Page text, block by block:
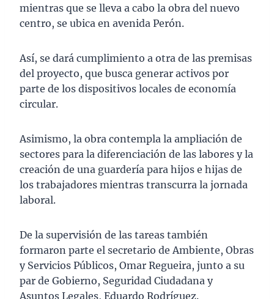
mientras que se lleva a cabo la obra del nuevo
centro, se ubica en avenida Perón.
Así, se dará cumplimiento a otra de las premisas
del proyecto, que busca generar activos por
parte de los dispositivos locales de economía
circular.
Asimismo, la obra contempla la ampliación de
sectores para la diferenciación de las labores y la
creación de una guardería para hijos e hijas de
los trabajadores mientras transcurra la jornada
laboral.
De la supervisión de las tareas también
formaron parte el secretario de Ambiente, Obras
y Servicios Públicos, Omar Regueira, junto a su
par de Gobierno, Seguridad Ciudadana y
Asuntos Legales, Eduardo Rodríguez.